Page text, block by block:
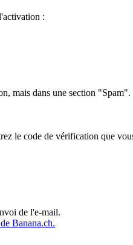
:
mais dans une section "Spam".
le code de vérification que
de l'e-mail.
Banana.ch.